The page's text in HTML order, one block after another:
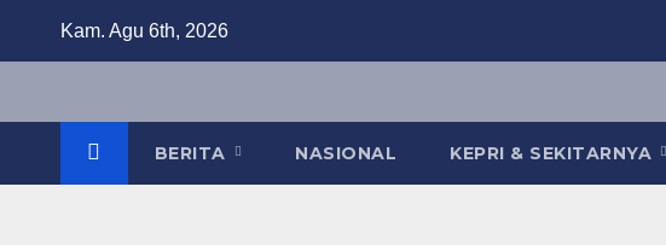
Kam. Agu 6th, 2026
BERITA NASIONAL KEPRI & SEKITARNYA